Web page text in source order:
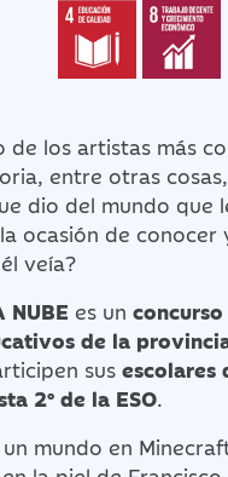
de los artistas más
entre otras
dio del mundo que
ocasión de conocer
veía?
NUBE es un
de la
sus escolares
2º de la ESO.
mundo en